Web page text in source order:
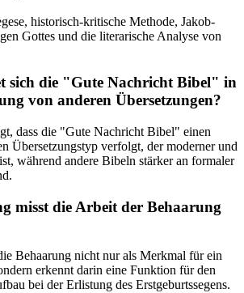
historisch-kritische Methode, Jakob-
Gottes und die literarische Analyse von
sich die "Gute Nachricht Bibel" in
von anderen Übersetzungen?
dass die "Gute Nachricht Bibel" einen
Übersetzungstyp verfolgt, der moderner und
während andere Bibeln stärker an formaler
misst die Arbeit der Behaarung
Behaarung nicht nur als Merkmal für ein
erkennt darin eine Funktion für den
bei der Erlistung des Erstgeburtssegens.